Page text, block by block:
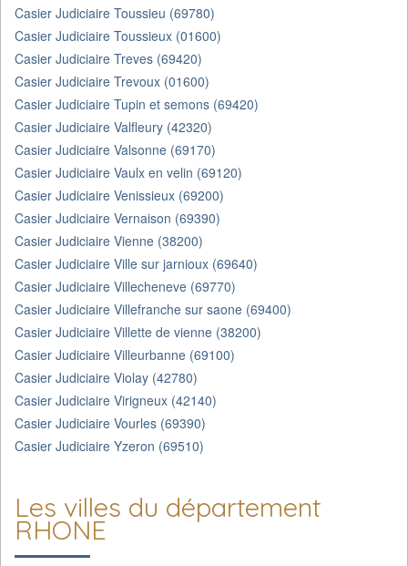
Casier Judiciaire Toussieu (69780)
Casier Judiciaire Toussieux (01600)
Casier Judiciaire Treves (69420)
Casier Judiciaire Trevoux (01600)
Casier Judiciaire Tupin et semons (69420)
Casier Judiciaire Valfleury (42320)
Casier Judiciaire Valsonne (69170)
Casier Judiciaire Vaulx en velin (69120)
Casier Judiciaire Venissieux (69200)
Casier Judiciaire Vernaison (69390)
Casier Judiciaire Vienne (38200)
Casier Judiciaire Ville sur jarnioux (69640)
Casier Judiciaire Villecheneve (69770)
Casier Judiciaire Villefranche sur saone (69400)
Casier Judiciaire Villette de vienne (38200)
Casier Judiciaire Villeurbanne (69100)
Casier Judiciaire Violay (42780)
Casier Judiciaire Virigneux (42140)
Casier Judiciaire Vourles (69390)
Casier Judiciaire Yzeron (69510)
Les villes du département
RHONE